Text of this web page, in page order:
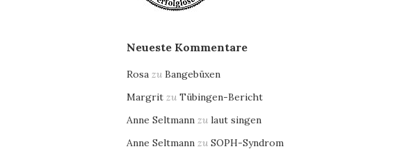
Neueste Kommentare
Rosa zuBangebüxen
Margrit zuTübingen-Bericht
Anne Seltmann zulaut singen
Anne Seltmann zuSOPH-Syndrom